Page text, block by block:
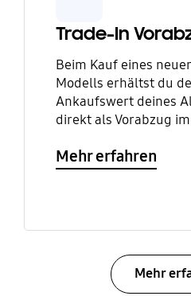
Trade-In
Beim Kauf eines
Modells erhältst du
Ankaufswert deines
direkt als Vorabzug
Mehr erfahren
Mehr